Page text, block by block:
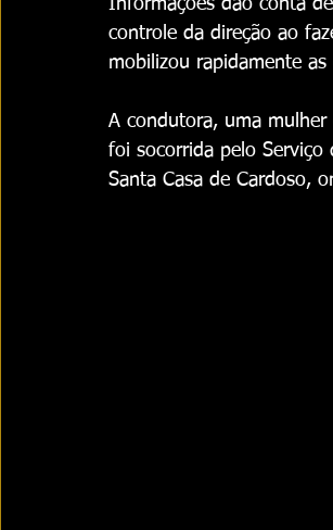
Informações dão conta
controle da direção ao
mobilizou rapidamente as
A condutora, uma mulher
foi socorrida pelo Serviço
Santa Casa de Cardoso,